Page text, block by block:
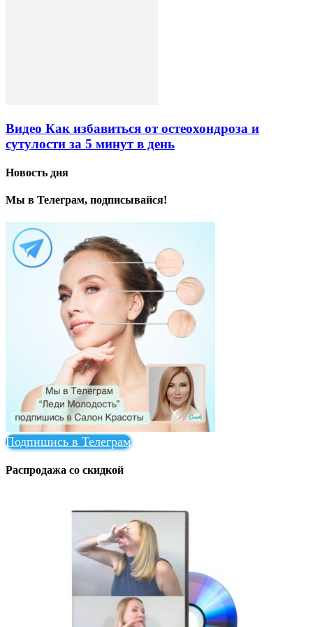
Видео Как избавиться от остеохондроза и
сутулости за 5 минут в день
Новость дня
Мы в Телеграм, подписывайся!
Подпишись в Телеграм
Распродажа со скидкой